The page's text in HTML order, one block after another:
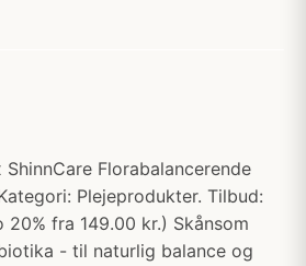
Florabalancerende
Plejeprodukter. Tilbud:
20% fra 149.00 kr.) Skånsom
- til naturlig balance og